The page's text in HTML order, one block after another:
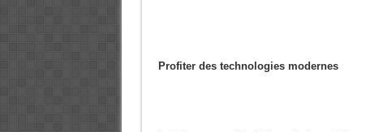
Profiter des technologies modernes